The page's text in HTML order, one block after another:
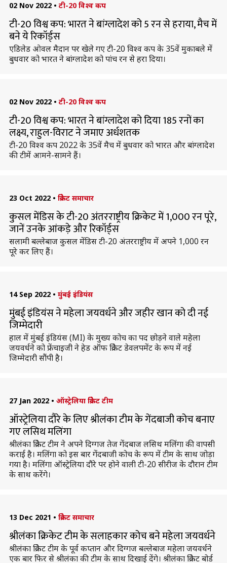
02 Nov 2022 • टी-20 विश्व कप
टी-20 विश्व कप: भारत ने बांग्लादेश को 5 रन से हराया, मैच में
बने ये रिकॉर्ड्स
एडिलेड ओवल मैदान पर खेले गए टी-20 विश्व कप के 35वें मुकाबले में
बुधवार को भारत ने बांग्लादेश को पांच रन से हरा दिया।
02 Nov 2022 • टी-20 विश्व कप
टी-20 विश्व कप: भारत ने बांग्लादेश को दिया 185 रनों का
लक्ष्य, राहुल-विराट ने जमाए अर्धशतक
टी-20 विश्व कप 2022 के 35वें मैच में बुधवार को भारत और बांग्लादेश
की टीमें आमने-सामने हैं।
23 Oct 2022 • क्रिकेट समाचार
कुसल मेंडिस के टी-20 अंतरराष्ट्रीय क्रिकेट में 1,000 रन पूरे,
जानें उनके आंकड़े और रिकॉर्ड्स
सलामी बल्लेबाज कुसल मेंडिस टी-20 अंतरराष्ट्रीय में अपने 1,000 रन
पूरे कर लिए हैं।
14 Sep 2022 • मुंबई इंडियंस
मुंबई इंडियंस ने महेला जयवर्धने और जहीर खान को दी नई
जिम्मेदारी
हाल में मुंबई इंडियंस (MI) के मुख्य कोच का पद छोड़ने वाले महेला
जयवर्धने को फ्रेंचाइजी ने हेड ऑफ क्रिकेट डेवलपमेंट के रूप में नई
जिम्मेदारी सौंपी है।
27 Jan 2022 • ऑस्ट्रेलिया क्रिकेट टीम
ऑस्ट्रेलिया दौरे के लिए श्रीलंका टीम के गेंदबाजी कोच बनाए
गए लसिथ मलिंगा
श्रीलंका क्रिकेट टीम ने अपने दिग्गज तेज गेंदबाज लसिथ मलिंगा की वापसी
कराई है। मलिंगा को इस बार गेंदबाजी कोच के रूप में टीम के साथ जोड़ा
गया है। मलिंगा ऑस्ट्रेलिया दौरे पर होने वाली टी-20 सीरीज के दौरान टीम
के साथ करेंगे।
13 Dec 2021 • क्रिकेट समाचार
श्रीलंका क्रिकेट टीम के सलाहकार कोच बने महेला जयवर्धने
श्रीलंका क्रिकेट टीम के पूर्व कप्तान और दिग्गज बल्लेबाज महेला जयवर्धने
एक बार फिर से श्रीलंका की टीम के साथ दिखाई देंगे। श्रीलंका क्रिकेट बोर्ड